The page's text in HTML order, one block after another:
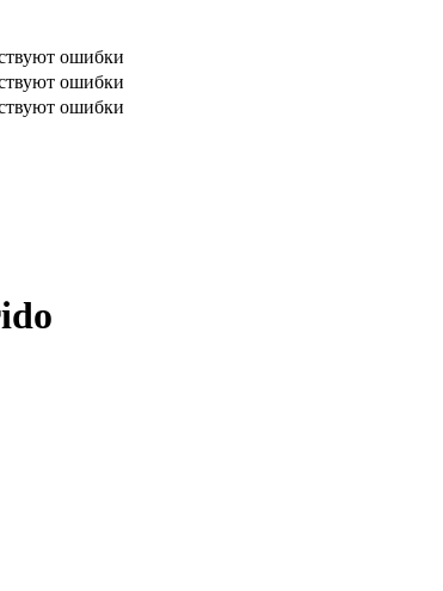
ошибки
ошибки
ошибки